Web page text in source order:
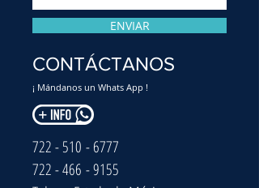
ENVIAR
CONTÁCTANOS
¡ Mándanos un Whats App !
722 - 510 - 6777
722 - 466 - 9155